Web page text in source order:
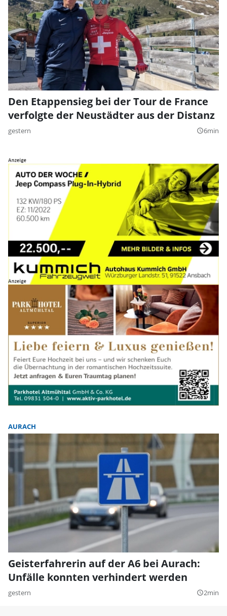
Den Etappensieg bei der Tour de France
verfolgte der Neustädter aus der Distanz
gestern query_builder6min
AURACH
Geisterfahrerin auf der A6 bei Aurach:
Unfälle konnten verhindert werden
gestern query_builder2min